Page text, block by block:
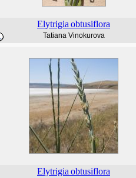
Elytrigia obtusiflora
Tatiana Vinokurova
Elytrigia obtusiflora